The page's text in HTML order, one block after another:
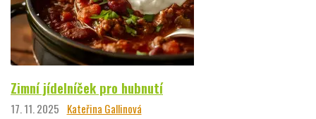
Zimní jídelníček pro hubnutí
17. 11. 2025 Kateřina Gallinová